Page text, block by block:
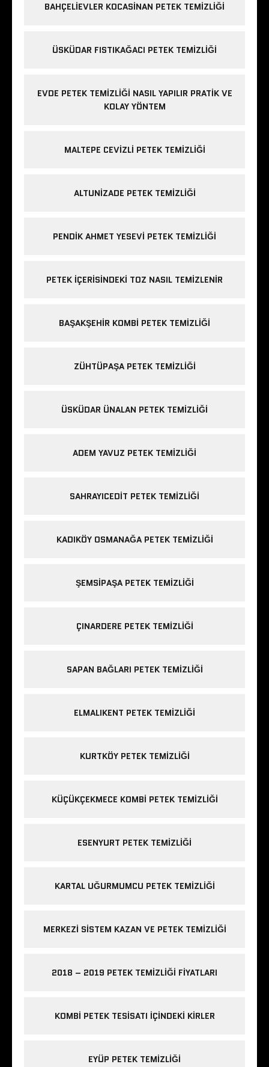
BAHÇELIEVLER KOCASINAN PETEK TEMIZLIĞI
ÜSKÜDAR FISTIKAĞACI PETEK TEMIZLIĞI
EVDE PETEK TEMIZLIĞI NASIL YAPILIR PRATIK VE
KOLAY YÖNTEM
MALTEPE CEVIZLI PETEK TEMIZLIĞI
ALTUNIZADE PETEK TEMIZLIĞI
PENDIK AHMET YESEVI PETEK TEMIZLIĞI
PETEK IÇERISINDEKI TOZ NASIL TEMIZLENIR
BAŞAKŞEHIR KOMBI PETEK TEMIZLIĞI
ZÜHTÜPAŞA PETEK TEMIZLIĞI
ÜSKÜDAR ÜNALAN PETEK TEMIZLIĞI
ADEM YAVUZ PETEK TEMIZLIĞI
SAHRAYICEDIT PETEK TEMIZLIĞI
KADIKÖY OSMANAĞA PETEK TEMIZLIĞI
ŞEMSIPAŞA PETEK TEMIZLIĞI
ÇINARDERE PETEK TEMIZLIĞI
SAPAN BAĞLARI PETEK TEMIZLIĞI
ELMALIKENT PETEK TEMIZLIĞI
KURTKÖY PETEK TEMIZLIĞI
KÜÇÜKÇEKMECE KOMBI PETEK TEMIZLIĞI
ESENYURT PETEK TEMIZLIĞI
KARTAL UĞURMUMCU PETEK TEMIZLIĞI
MERKEZI SISTEM KAZAN VE PETEK TEMIZLIĞI
2018 – 2019 PETEK TEMIZLIĞI FIYATLARI
KOMBI PETEK TESISATI IÇINDEKI KIRLER
EYÜP PETEK TEMIZLIĞI